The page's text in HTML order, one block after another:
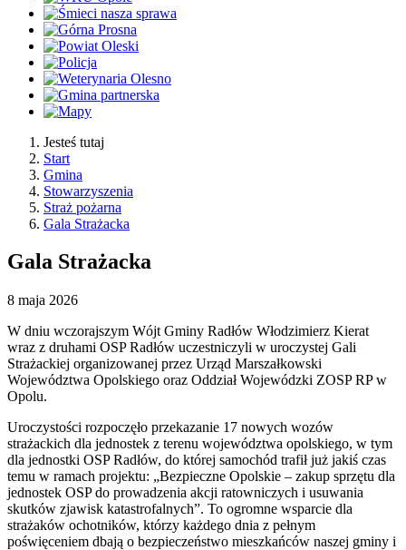
Jesteś tutaj
Start
Gmina
Stowarzyszenia
Straż pożarna
Gala Strażacka
Gala Strażacka
8 maja 2026
W dniu wczorajszym Wójt Gminy Radłów Włodzimierz Kierat
wraz z druhami OSP Radłów uczestniczyli w uroczystej Gali
Strażackiej organizowanej przez Urząd Marszałkowski
Województwa Opolskiego oraz Oddział Wojewódzki ZOSP RP w
Opolu.
Uroczystości rozpoczęło przekazanie 17 nowych wozów
strażackich dla jednostek z terenu województwa opolskiego, w tym
dla jednostki OSP Radłów, do której samochód trafił już jakiś czas
temu w ramach projektu: „Bezpieczne Opolskie – zakup sprzętu dla
jednostek OSP do prowadzenia akcji ratowniczych i usuwania
skutków zjawisk katastrofalnych”. To ogromne wsparcie dla
strażaków ochotników, którzy każdego dnia z pełnym
poświęceniem dbają o bezpieczeństwo mieszkańców naszej gminy i